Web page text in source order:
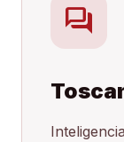
forum